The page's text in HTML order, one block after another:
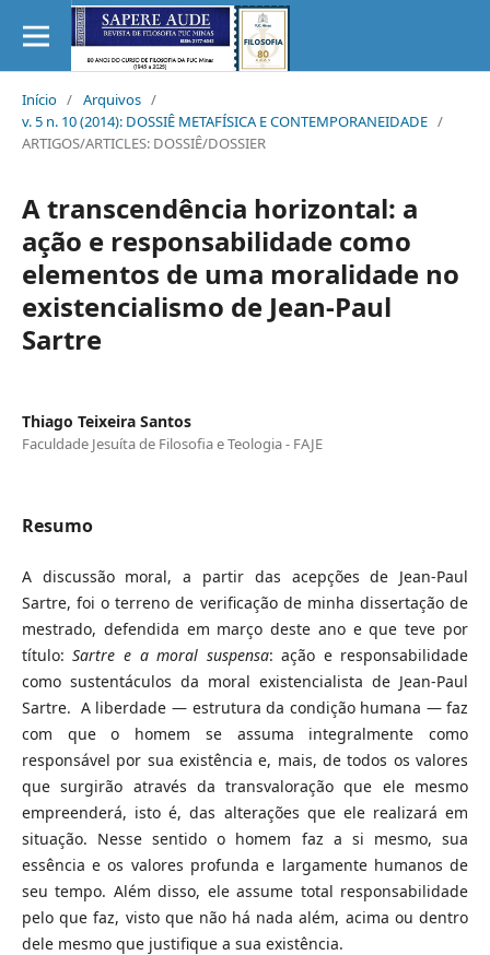
Início / Arquivos /
v. 5 n. 10 (2014): DOSSIÊ METAFÍSICA E CONTEMPORANEIDADE /
ARTIGOS/ARTICLES: DOSSIÊ/DOSSIER
A transcendência horizontal: a
ação e responsabilidade como
elementos de uma moralidade no
existencialismo de Jean-Paul
Sartre
Thiago Teixeira Santos
Faculdade Jesuíta de Filosofia e Teologia - FAJE
Resumo
A discussão moral, a partir das acepções de Jean-Paul
Sartre, foi o terreno de verificação de minha dissertação de
mestrado, defendida em março deste ano e que teve por
título:Sartre e a moral suspensa: ação e responsabilidade
como sustentáculos da moral existencialista de Jean-Paul
Sartre. A liberdade — estrutura da condição humana — faz
com que o homem se assuma integralmente como
responsável por sua existência e, mais, de todos os valores
que surgirão através da transvaloração que ele mesmo
empreenderá, isto é, das alterações que ele realizará em
situação. Nesse sentido o homem faz a si mesmo, sua
essência e os valores profunda e largamente humanos de
seu tempo. Além disso, ele assume total responsabilidade
pelo que faz, visto que não há nada além, acima ou dentro
dele mesmo que justifique a sua existência.